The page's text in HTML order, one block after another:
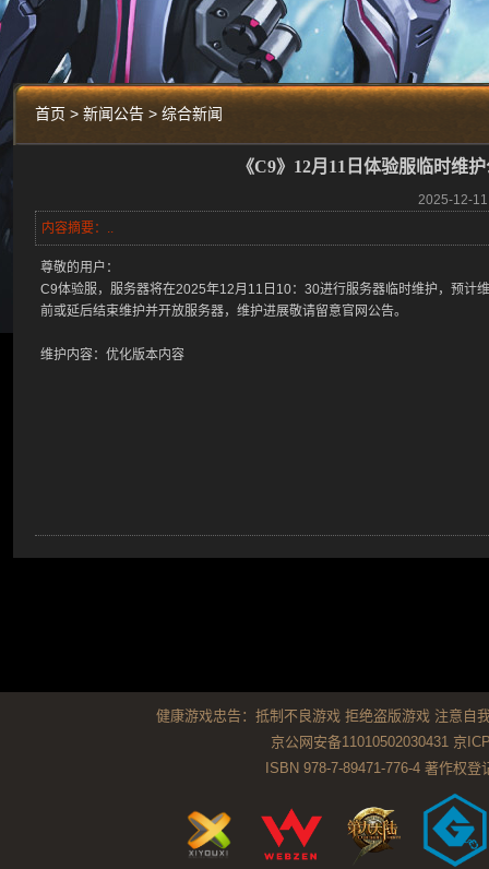
首页 > 新闻公告 > 综合新闻
《C9》12月11日体验服临时维
2025-12-
内容摘要：..
尊敬的用户：
C9体验服，服务器将在2025年12月11日10：30进行服务器临时维护，预计
前或延后结束维护并开放服务器，维护进展敬请留意官网公告。
维护内容：优化版本内容
健康游戏忠告：抵制不良游戏 拒绝盗版游戏 注意自
京公网安备11010502030431 京
ISBN 978-7-89471-776-4 著作权